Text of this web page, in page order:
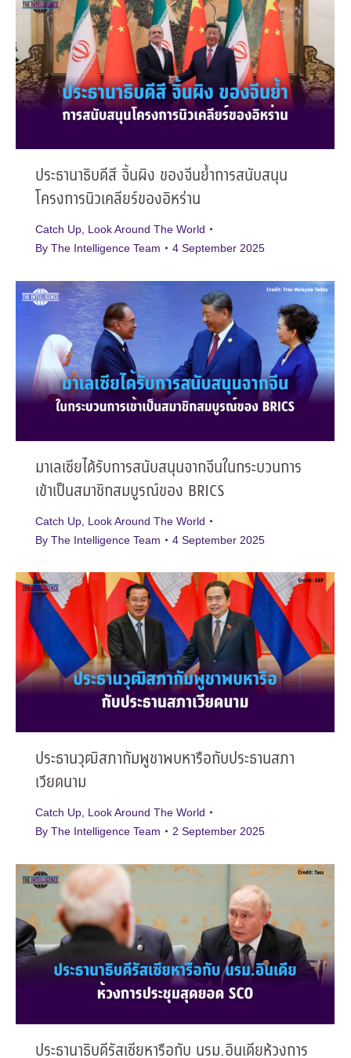
ประธานาธิบดีสี จิ้นผิง ของจีนย้ำการสนับสนุน
โครงการนิวเคลียร์ของอิหร่าน
Catch Up Look Around The World
By The Intelligence Team 4 September 2025
มาเลเซียได้รับการสนับสนุนจากจีนในกระบวนการ
เข้าเป็นสมาชิกสมบูรณ์ของ BRICS
Catch Up Look Around The World
By The Intelligence Team 4 September 2025
ประธานวุฒิสภากัมพูชาพบหารือกับประธานสภา
เวียดนาม
Catch Up Look Around The World
By The Intelligence Team 2 September 2025
ประธานาธิบดีรัสเซียหารือกับ นรม.อินเดียห้วงการ